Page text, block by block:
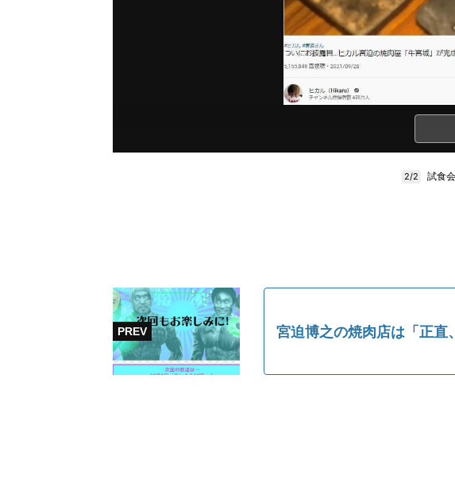
2/2 試食
宮迫博之の焼肉店は「正